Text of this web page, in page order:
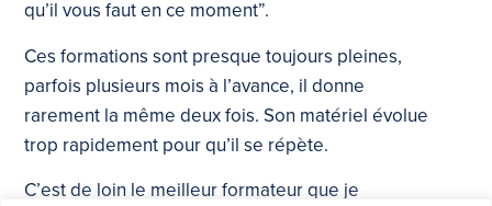
qu’il vous faut en ce moment”.
Ces formations sont presque toujours pleines,
parfois plusieurs mois à l’avance, il donne
rarement la même deux fois. Son matériel évolue
trop rapidement pour qu’il se répète.
C’est de loin le meilleur formateur que je